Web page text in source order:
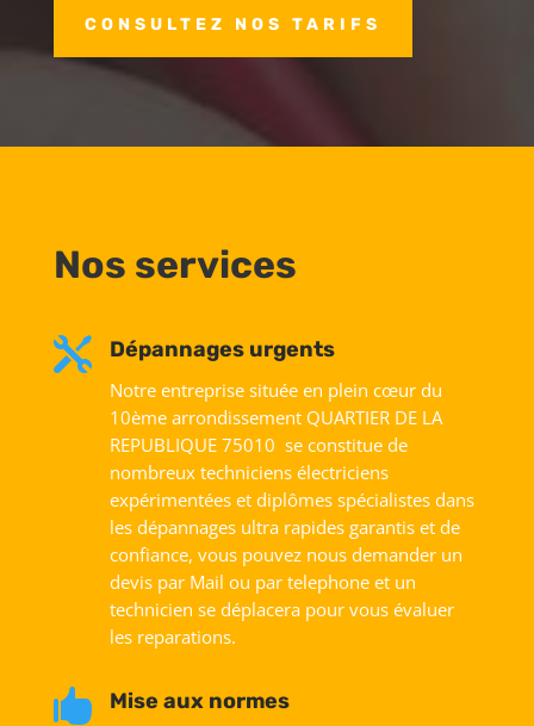
CONSULTEZ NOS TARIFS
Nos services
 Dépannages urgents
Notre entreprise située en plein cœur du
10ème arrondissement QUARTIER DE LA
REPUBLIQUE 75010 se constitue de
nombreux techniciens électriciens
expérimentées et diplômes spécialistes dans
les dépannages ultra rapides garantis et de
confiance, vous pouvez nous demander un
devis par Mail ou par telephone et un
technicien se déplacera pour vous évaluer
les reparations.
 Mise aux normes